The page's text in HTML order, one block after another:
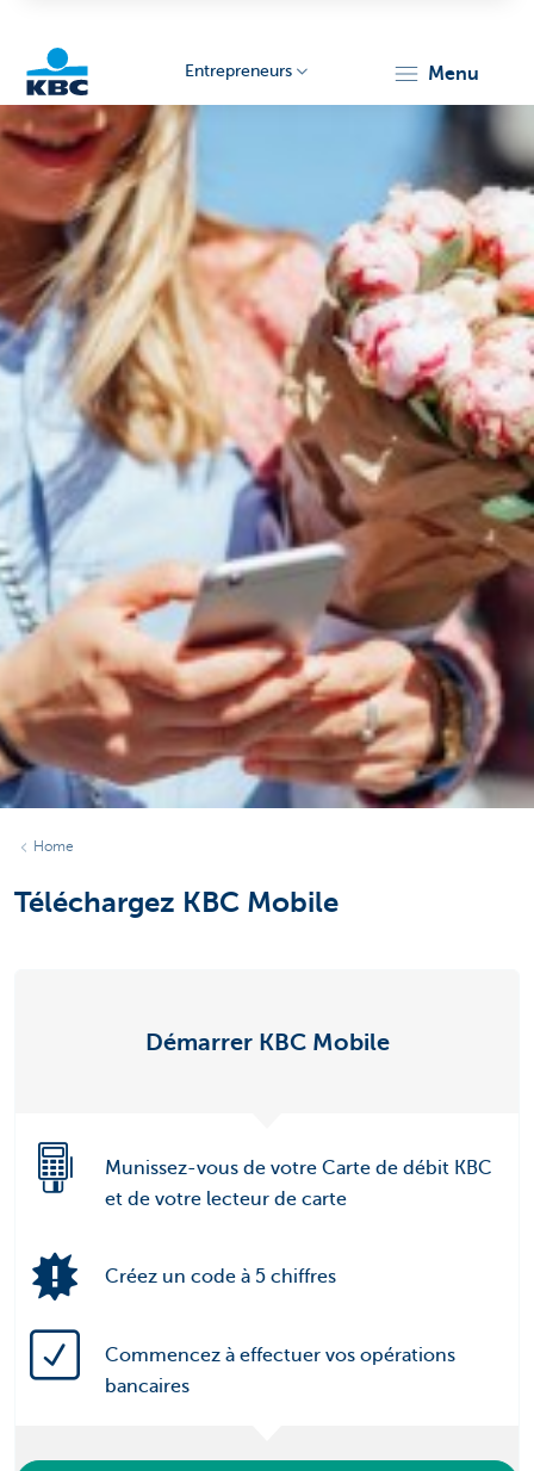
KBC
Entrepreneurs
Entrepreneurs menu
Home
Téléchargez KBC Mobile
Démarrer KBC Mobile
Munissez-vous de votre Carte de débit KBC
et de votre lecteur de carte
Créez un code à 5 chiffres
Commencez à effectuer vos opérations
bancaires